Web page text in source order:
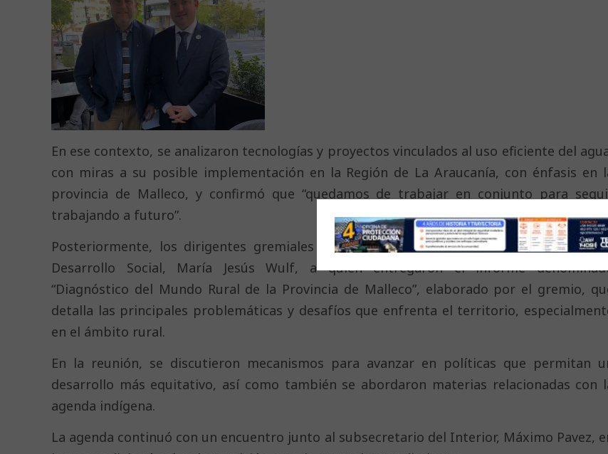
En ese contexto, se analizaron tecnologías y proyectos vinculados al uso eficiente del
con miras a su posible implementación en la Región de La Araucanía, con énfasis en
provincia de Malleco, y confirmó que “quedamos de trabajar en conjunto para
trabajando a futuro”.
Posteriormente, los dirigentes gremiales sostuvieron un encuentro con la ministra
Desarrollo Social, María Jesús Wulf, a quien entregaron el informe
“Diagnóstico del Mundo Rural de la Provincia de Malleco”, elaborado por el gremio,
detalla las principales problemáticas y desafíos que enfrenta el territorio,
en el ámbito rural.
En la reunión, se discutieron mecanismos para avanzar en políticas que permitan
desarrollo más equitativo, así como también se abordaron materias relacionadas con
agenda indígena.
La agenda continuó con un encuentro junto al subsecretario del Interior, Máximo Pavez,